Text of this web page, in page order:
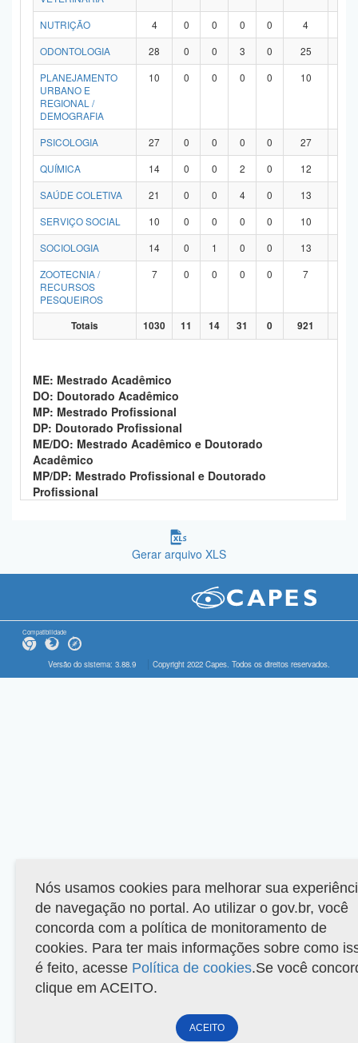
NUTRIÇÃO 4 0 0 0 0 4
ODONTOLOGIA
28 0 0 3 0 25
PLANEJAMENTO
URBANO E
REGIONAL /
DEMOGRAFIA
10 0 0 0 0 10
PSICOLOGIA 27 0 0 0 0 27
QUÍMICA
14 0 0 2 0 12
SAÚDE COLETIVA
21 0 0 4 0 13
SERVIÇO SOCIAL
10 0 0 0 0 10
SOCIOLOGIA
14 0 1 0 0 13
ZOOTECNIA /
RECURSOS
PESQUEIROS
7 0 0 0 0 7
Totais 1030 11 14 31 0 921
ME: Mestrado Acadêmico
DO: Doutorado Acadêmico
MP: Mestrado Profissional
DP: Doutorado Profissional
ME/DO: Mestrado Acadêmico e Doutorado
Acadêmico
MP/DP: Mestrado Profissional e Doutorado
Profissional
Gerar arquivo XLS
Compatibilidade
Versão do sistema: 3.88.9 Copyright 2022 Capes. Todos os direitos reservados.
Nós usamos cookies para melhorar sua
de navegação no portal. Ao utilizar o gov.br, você
concorda com a política de monitoramento de
cookies. Para ter mais informações sobre como
é feito, acesse Política de cookies.Se você
clique em ACEITO.
ACEITO